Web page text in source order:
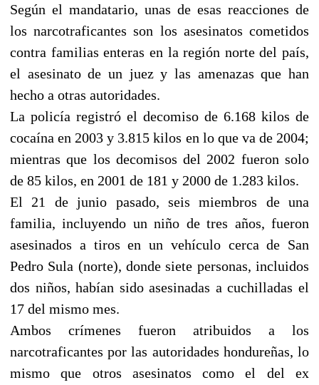
Según el mandatario, unas de esas reacciones de
los narcotraficantes son los asesinatos cometidos
contra familias enteras en la región norte del país,
el asesinato de un juez y las amenazas que han
hecho a otras autoridades.
La policía registró el decomiso de 6.168 kilos de
cocaína en 2003 y 3.815 kilos en lo que va de 2004;
mientras que los decomisos del 2002 fueron solo
de 85 kilos, en 2001 de 181 y 2000 de 1.283 kilos.
El 21 de junio pasado, seis miembros de una
familia, incluyendo un niño de tres años, fueron
asesinados a tiros en un vehículo cerca de San
Pedro Sula (norte), donde siete personas, incluidos
dos niños, habían sido asesinadas a cuchilladas el
17 del mismo mes.
Ambos crímenes fueron atribuidos a los
narcotraficantes por las autoridades hondureñas, lo
mismo que otros asesinatos como el del ex